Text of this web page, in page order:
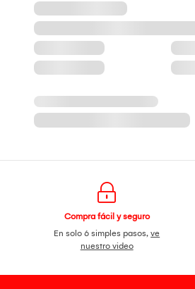
Compra fácil y seguro
En solo 6 simples pasos,ve
nuestro video